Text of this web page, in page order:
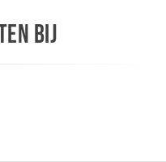
BIJ